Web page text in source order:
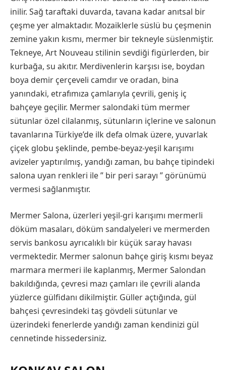
inilir. Sağ taraftaki duvarda, tavana kadar anıtsal bir
çeşme yer almaktadır. Mozaiklerle süslü bu çeşmenin
zemine yakın kısmı, mermer bir tekneyle süslenmiştir.
Tekneye, Art Nouveau stilinin sevdiği figürlerden, bir
kurbağa, su akıtır. Merdivenlerin karşısı ise, boydan
boya demir çerçeveli camdır ve oradan, bina
yanındaki, etrafımıza çamlarıyla çevrili, geniş iç
bahçeye geçilir. Mermer salondaki tüm mermer
sütunlar özel cilalanmış, sütunların içlerine ve salonun
tavanlarına Türkiye’de ilk defa olmak üzere, yuvarlak
çiçek globu şeklinde, pembe-beyaz-yeşil karışımı
avizeler yaptırılmış, yandığı zaman, bu bahçe tipindeki
salona uyan renkleri ile ” bir peri sarayı ” görünümü
vermesi sağlanmıştır.
Mermer Salona, üzerleri yeşil-gri karışımı mermerli
döküm masaları, döküm sandalyeleri ve mermerden
servis bankosu ayrıcalıklı bir küçük saray havası
vermektedir. Mermer salonun bahçe giriş kısmı beyaz
marmara mermeri ile kaplanmış, Mermer Salondan
bakıldığında, çevresi mazı çamları ile çevrili alanda
yüzlerce gülfidanı dikilmiştir. Güller açtığında, gül
bahçesi çevresindeki taş gövdeli sütunlar ve
üzerindeki fenerlerde yandığı zaman kendinizi gül
cennetinde hissedersiniz.